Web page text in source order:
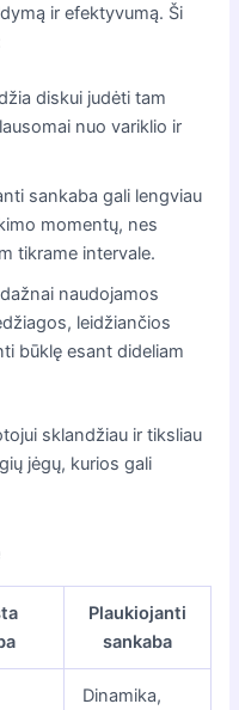
ir efektyvumą. Ši
diskui judėti tam
nuo variklio ir
sankaba gali lengviau
momentų, nes
tikrame intervale.
dažnai naudojamos
leidžiančios
būklę esant dideliam
sklandžiau ir tiksliau
jėgų, kurios gali
Plaukiojanti
sankaba
Dinamika,